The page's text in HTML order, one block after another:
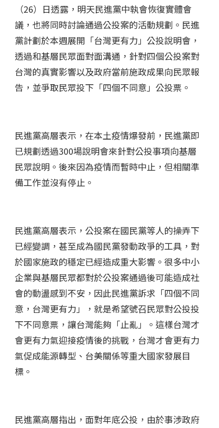
（26）日透露，明天民進黨中執會恢復實體會
議，也將同時討論通過公投案的活動規劃。民進
黨計劃於本週展開「台灣更有力」公投說明會，
透過和基層民眾面對面溝通，針對四個公投案對
台灣的真實影響以及政府當前施政成果向民眾報
告，並爭取民眾投下「四個不同意」公投票。
民進黨高層表示，在本土疫情爆發前，民進黨即
已規劃透過300場說明會來針對公投事項向基層
民眾說明。後來因為疫情而暫時中止，但相關準
備工作並沒有停止。
民進黨高層表示，公投案在國民黨等人的操弄下
已經變調，甚至成為國民黨發動政爭的工具，對
於國家施政的穩定已經造成重大影響。很多中小
企業與基層民眾都對於公投案通過後可能造成社
會的動盪感到不安，因此民進黨訴求「四個不同
意，台灣更有力」，就是希望號召民眾對公投投
下不同意票，讓台灣能夠「止亂」。這樣台灣才
會更有力氣迎接疫情後的挑戰，台灣才會更有力
氣促成能源轉型、台美關係等重大國家發展目
標。
民進黨高層指出，面對年底公投，由於事涉政府